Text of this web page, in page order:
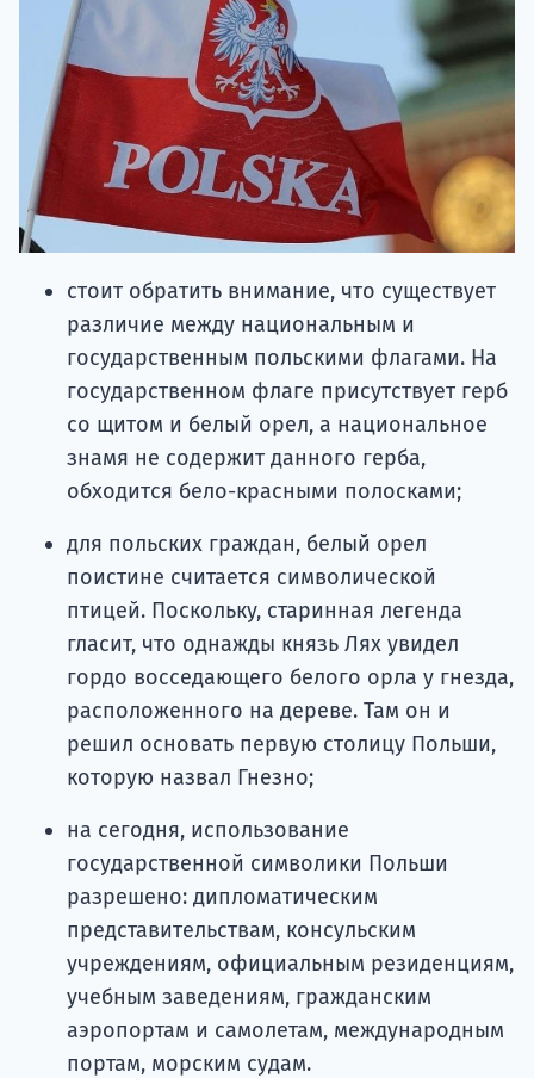
стоит обратить внимание, что существует
различие между национальным и
государственным польскими флагами. На
государственном флаге присутствует герб
со щитом и белый орел, а национальное
знамя не содержит данного герба,
обходится бело-красными полосками;
для польских граждан, белый орел
поистине считается символической
птицей. Поскольку, старинная легенда
гласит, что однажды князь Лях увидел
гордо восседающего белого орла у гнезда,
расположенного на дереве. Там он и
решил основать первую столицу Польши,
которую назвал Гнезно;
на сегодня, использование
государственной символики Польши
разрешено: дипломатическим
представительствам, консульским
учреждениям, официальным резиденциям,
учебным заведениям, гражданским
аэропортам и самолетам, международным
портам, морским судам.